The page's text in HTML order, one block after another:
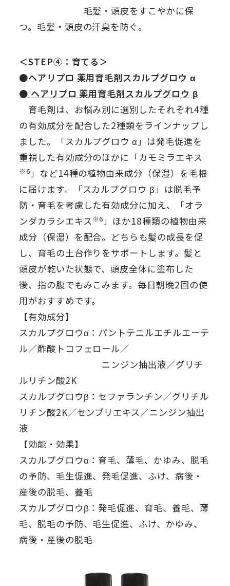
毛髪・頭皮をすこやかに保
つ。毛髪・頭皮の汗臭を防ぐ。
＜STEP④：育てる＞
●ヘアリプロ 薬用育毛剤スカルプグロウ α
● ヘアリプロ 薬用育毛剤スカルプグロウ β
育毛剤は、お悩み別に選別したそれぞれ4種
の有効成分を配合した2種類をラインナップし
ました。「スカルプグロウ α」は発毛促進を
重視した有効成分のほかに「カモミラエキス
※6」など14種の植物由来成分（保湿）を毛根
に届けます。「スカルプグロウ β」は脱毛予
防・育毛を考慮した有効成分に加え、「オラ
ンダカラシエキス ※6」ほか18種類の植物由来
成分（保湿）を配合。どちらも髪の成長を促
し、育毛の土台作りをサポートします。髪と
頭皮が乾いた状態で、頭皮全体に塗布した
後、指の腹でもみこみます。毎日朝晩2回の使
用がおすすめです。
【有効成分】
スカルプグロウα：パントテニルエチルエーテ
ル／酢酸トコフェロール／
ニンジン抽出液／グリチ
ルリチン酸2K
スカルプグロウβ：セファランチン／グリチル
リチン酸2K／センブリエキス／ニンジン抽出
液
【効能・効果】
スカルプグロウα：育毛、薄毛、かゆみ、脱毛
の予防、毛生促進、発毛促進、ふけ、病後・
産後の脱毛、養毛
スカルプグロウβ：発毛促進、育毛、養毛、薄
毛、脱毛の予防、毛生促進、ふけ、かゆみ、
病後・産後の脱毛